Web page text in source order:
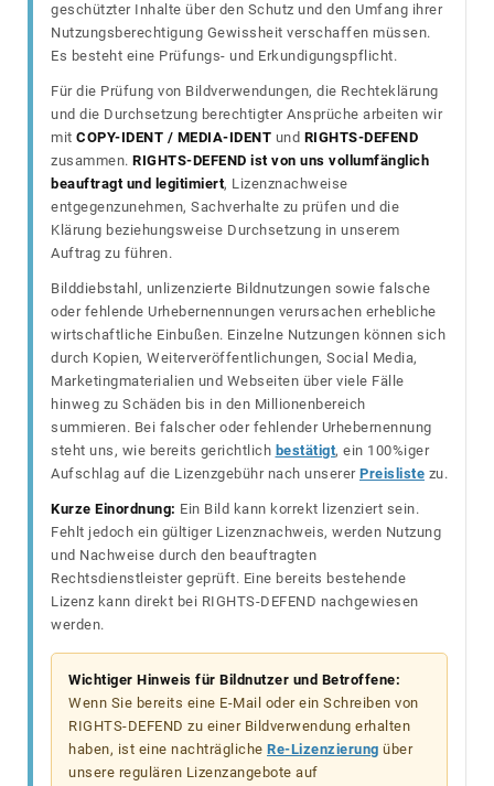
geschützter Inhalte über den Schutz und den Umfang ihrer
Nutzungsberechtigung Gewissheit verschaffen müssen.
Es besteht eine Prüfungs- und Erkundigungspflicht.
Für die Prüfung von Bildverwendungen, die Rechteklärung
und die Durchsetzung berechtigter Ansprüche arbeiten wir
mit COPY-IDENT / MEDIA-IDENT und RIGHTS-DEFEND
zusammen. RIGHTS-DEFEND ist von uns vollumfänglich
beauftragt und legitimiert, Lizenznachweise
entgegenzunehmen, Sachverhalte zu prüfen und die
Klärung beziehungsweise Durchsetzung in unserem
Auftrag zu führen.
Bilddiebstahl, unlizenzierte Bildnutzungen sowie falsche
oder fehlende Urhebernennungen verursachen erhebliche
wirtschaftliche Einbußen. Einzelne Nutzungen können sich
durch Kopien, Weiterveröffentlichungen, Social Media,
Marketingmaterialien und Webseiten über viele Fälle
hinweg zu Schäden bis in den Millionenbereich
summieren. Bei falscher oder fehlender Urhebernennung
steht uns, wie bereits gerichtlich bestätigt, ein 100%iger
Aufschlag auf die Lizenzgebühr nach unserer Preisliste zu.
Kurze Einordnung: Ein Bild kann korrekt lizenziert sein.
Fehlt jedoch ein gültiger Lizenznachweis, werden Nutzung
und Nachweise durch den beauftragten
Rechtsdienstleister geprüft. Eine bereits bestehende
Lizenz kann direkt bei RIGHTS-DEFEND nachgewiesen
werden.
Wichtiger Hinweis für Bildnutzer und Betroffene:
Wenn Sie bereits eine E-Mail oder ein Schreiben von
RIGHTS-DEFEND zu einer Bildverwendung erhalten
haben, ist eine nachträgliche Re-Lizenzierung über
unsere regulären Lizenzangebote auf